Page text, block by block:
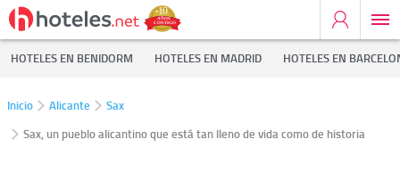
HOTELES EN BENIDORM HOTELES EN MADRID HOTELES EN
Inicio Alicante
Sax
Sax, un pueblo alicantino que está tan lleno de vida como de historia